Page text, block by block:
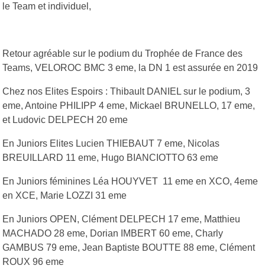
le Team et individuel,
Retour agréable sur le podium du Trophée de France des
Teams, VELOROC BMC 3 eme, la DN 1 est assurée en 2019
Chez nos Elites Espoirs : Thibault DANIEL sur le podium, 3
eme, Antoine PHILIPP 4 eme, Mickael BRUNELLO, 17 eme,
et Ludovic DELPECH 20 eme
En Juniors Elites Lucien THIEBAUT 7 eme, Nicolas
BREUILLARD 11 eme, Hugo BIANCIOTTO 63 eme
En Juniors féminines Léa HOUYVET 11 eme en XCO, 4eme
en XCE, Marie LOZZI 31 eme
En Juniors OPEN, Clément DELPECH 17 eme, Matthieu
MACHADO 28 eme, Dorian IMBERT 60 eme, Charly
GAMBUS 79 eme, Jean Baptiste BOUTTE 88 eme, Clément
ROUX 96 eme